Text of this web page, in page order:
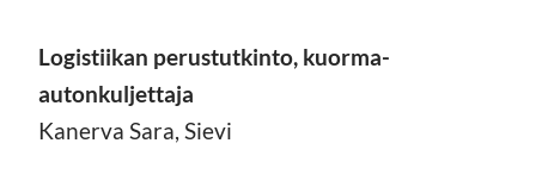
Logistiikan perustutkinto, kuorma-
autonkuljettaja
Kanerva Sara, Sievi